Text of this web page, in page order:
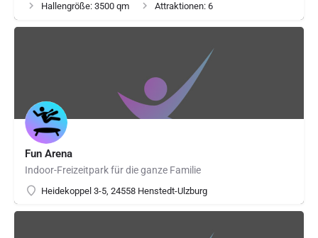
Hallengröße: 3500 qm
Attraktionen: 6
Fun Arena
Indoor-Freizeitpark für die ganze Familie
Heidekoppel 3-5, 24558 Henstedt-Ulzburg